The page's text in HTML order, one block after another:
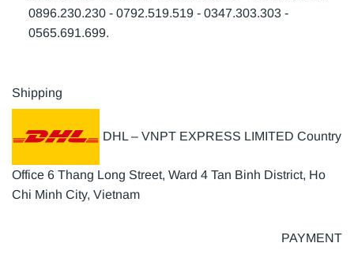
0896.230.230 - 0792.519.519 - 0347.303.303 -
0565.691.699.
Shipping
DHL – VNPT EXPRESS LIMITED Country
Office 6 Thang Long Street, Ward 4 Tan Binh District, Ho
Chi Minh City, Vietnam
PAYMENT